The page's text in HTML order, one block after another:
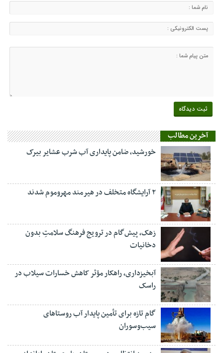
آخرین مطالب
خورشید، ضامن پایداری آب شرب عشایر بیرک
۲ آرایشگاه متخلف در هیرمند مهروموم شدند
زهک، پیش‌گام در ترویج فرهنگ سلامتِ بدون
دخانیات
آبخیزداری، راهکار مؤثر کاهش خسارات سیلاب در
راسک
گام تازه برای تأمین پایدار آب روستاهای
سیب‌وسوران